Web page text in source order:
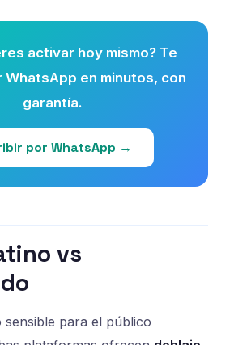
activar hoy mismo? Te
WhatsApp en minutos, con
garantía.
por WhatsApp →
vs
sensible para el público